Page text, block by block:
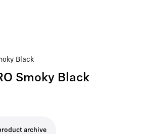
Black
Smoky Black
archive